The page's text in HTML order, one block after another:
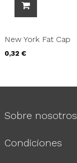
New York Fat Cap
Precio
0,32 €
Sobre nosotros
Condiciones